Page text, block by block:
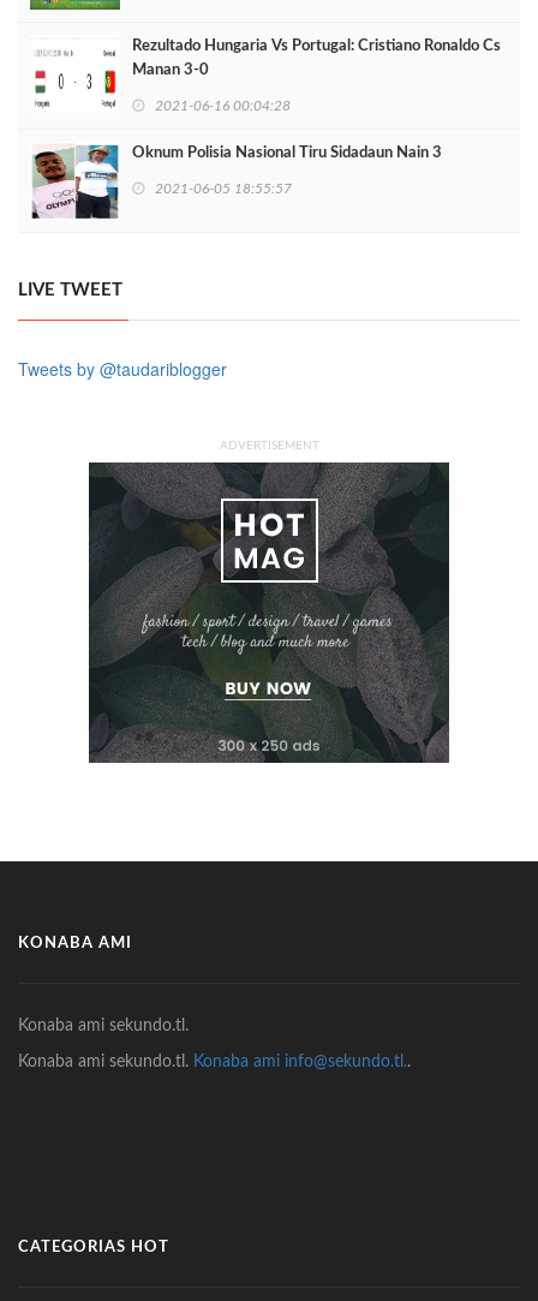
Rezultado Hungaria Vs Portugal: Cristiano Ronaldo Cs
Manan 3-0
2021-06-16 00:04:28
Oknum Polisia Nasional Tiru Sidadaun Nain 3
2021-06-05 18:55:57
LIVE TWEET
Tweets by @taudariblogger
ADVERTISEMENT
KONABA AMI
Konaba ami sekundo.tl.
Konaba ami sekundo.tl. Konaba ami info@sekundo.tl..
CATEGORIAS HOT